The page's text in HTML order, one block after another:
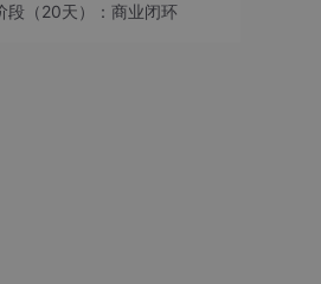
段（20天）：商业闭环